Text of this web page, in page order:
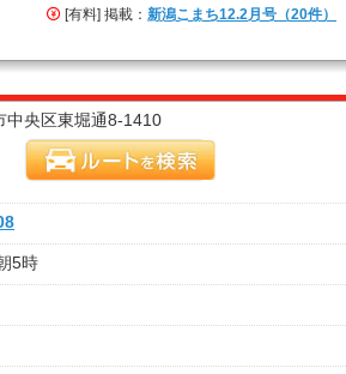
[有料] 掲載： 新潟こまち12.2月号（20件）
中央区東堀通8-1410
5時